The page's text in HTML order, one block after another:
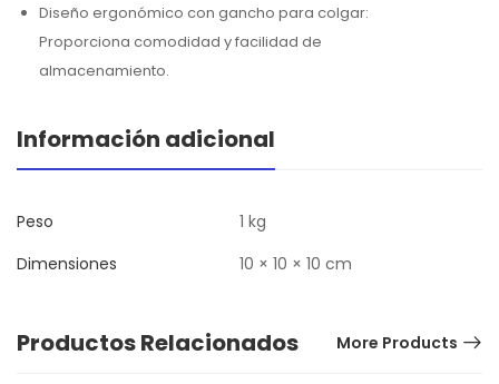
Diseño ergonómico con gancho para colgar:
Proporciona comodidad y facilidad de
almacenamiento.
Información adicional
Peso
1 kg
Dimensiones
10 × 10 × 10 cm
Productos Relacionados More Products